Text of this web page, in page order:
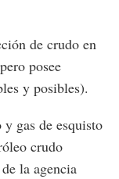
de crudo en
posee
y posibles).
gas de esquisto
crudo
la agencia